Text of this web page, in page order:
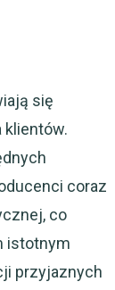
się
klientów.
coraz
co
istotnym
przyjaznych